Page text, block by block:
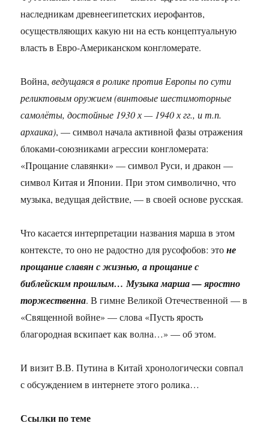
наследникам древнеегипетских иерофантов,
осуществляющих какую ни на есть концептуальную
власть в Евро-Американском конгломерате.
Война,ведущаяся в ролике против Европы по сути
реликтовым оружием (винтовые шестимоторные
самолёты, достойные 1930 х — 1940 х гг., и т.п.
архаика), — символ начала активной фазы отражения
блоками-союзниками агрессии конгломерата:
«Прощание славянки» — символ Руси, и дракон —
символ Китая и Японии. При этом символично, что
музыка, ведущая действие, — в своей основе русская.
Что касается интерпретации названия марша в этом
контексте, то оно не радостно для русофобов: этоне
прощание славян с жизнью, а прощание с
библейским прошлым… Музыка марша — яростно
торжественна. В гимне Великой Отечественной — в
«Священной войне» — слова «Пусть ярость
благородная вскипает как волна…» — об этом.
И визит В.В. Путина в Китай хронологически совпал
с обсуждением в интернете этого ролика…
Ссылки по теме